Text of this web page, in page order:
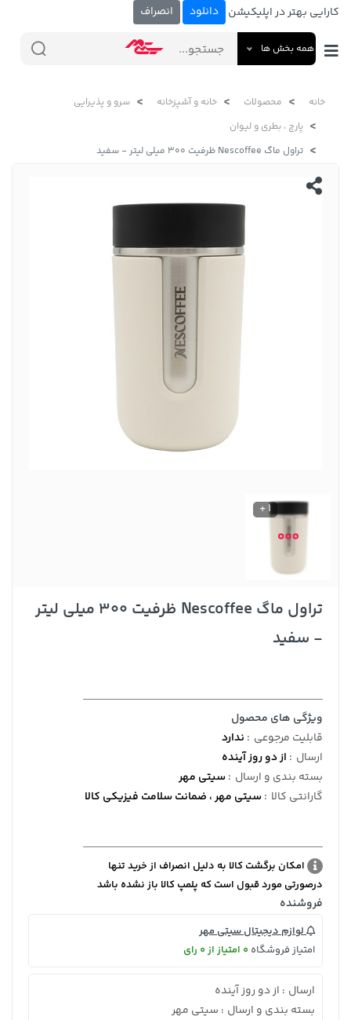
کارایی بهتر در اپلیکیشن دانلود انصراف
همه بخش ها
خانه محصولات خانه و آشپزخانه
سرو و پذیرایی
پارچ ، بطری و لیوان
تراول ماگ Nescoffee ظرفیت 300 میلی لیتر - سفید
1 +
تراول ماگ Nescoffee ظرفیت 300 میلی لیتر
- سفید
ویژگی های محصول
قابلیت مرجوعی : ندارد
ارسال : از دو روز آینده
بسته بندی و ارسال :سیتی مهر
گارانتی کالا :سیتی مهر ، ضمانت سلامت فیزیکی کالا
امکان برگشت کالا به دلیل انصراف از خرید تنها
درصورتی مورد قبول است که پلمپ کالا باز نشده باشد
فروشنده
لوازم دیجیتال سیتی مهر
امتیاز فروشگاه 0 امتیاز از 0 رای
ارسال : از دو روز آینده
بسته بندی و ارسال : سیتی مهر